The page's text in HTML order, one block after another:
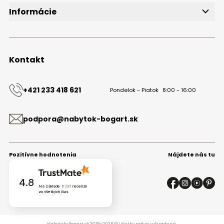
Informácie
Obchodné podmienky
Kontakt
Kontakt
+421 233 418 621 Pondelok - Piatok 8:00 - 16:00
podpora@nabytok-bogart.sk
Pozitívne hodnotenia
4.8 Na základe 8293 recenzií
zo všetkých čias
Nájdete nás tu